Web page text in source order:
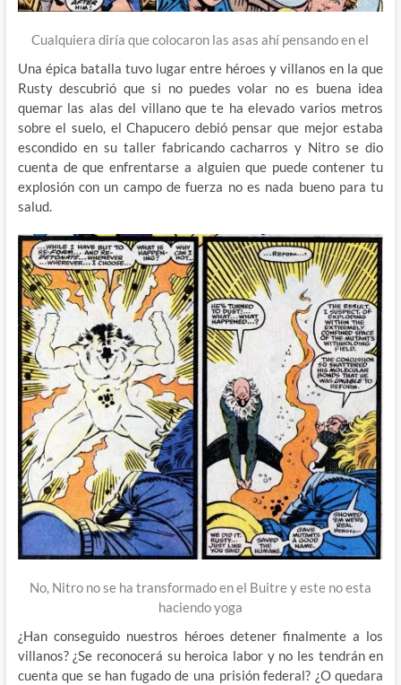
Cualquiera diría que colocaron las asas ahí pensando en el
Una épica batalla tuvo lugar entre héroes y villanos en la que
Rusty descubrió que si no puedes volar no es buena idea
quemar las alas del villano que te ha elevado varios metros
sobre el suelo, el Chapucero debió pensar que mejor estaba
escondido en su taller fabricando cacharros y Nitro se dio
cuenta de que enfrentarse a alguien que puede contener tu
explosión con un campo de fuerza no es nada bueno para tu
salud.
No, Nitro no se ha transformado en el Buitre y este no esta
haciendo yoga
¿Han conseguido nuestros héroes detener finalmente a los
villanos? ¿Se reconocerá su heroica labor y no les tendrán en
cuenta que se han fugado de una prisión federal? ¿O quedara